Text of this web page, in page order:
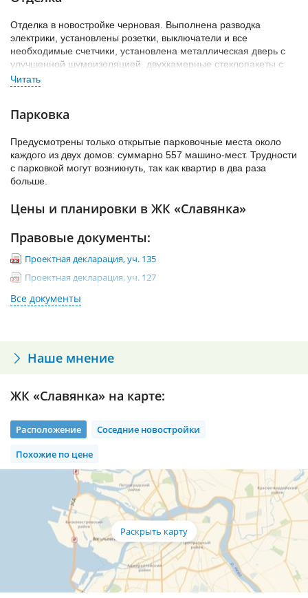
В микрорайоне работают 3 школы, 7 детсадов и отделение
инфраструктуры не хватает на всех жителей. Коммерция
развита на приемлемом уровне: открыты популярные
супермаркеты, есть несколько кафе и пекарен, отделение
банка. Немного больше торговых точек в соседнем Пушкине, а
рядом с Шушарами работает гипермаркет «Лента».
Отделка в новостройке черновая. Выполнена разводка
электрики, установлены розетки, выключатели и все
необходимые счетчики, установлена металлическая дверь с
улучшенной шумоизоляцией, двухкамерные стеклопакеты с
микропроветриванием.
Парковка
Предусмотрены только открытые парковочные места около
каждого из двух домов: суммарно 557 машино-мест. Трудности
с парковкой могут возникнуть, так как квартир в два раза
больше.
Цены и планировки в ЖК «Славянка»
Правовые документы:
Проектная декларация, уч. 135
Проектная декларация, уч. 127
Разрешение на строительство, уч. 135
Наше мнение
ЖК «Славянка» на карте:
Расположение
Соседние новостройки
Похожие по цене